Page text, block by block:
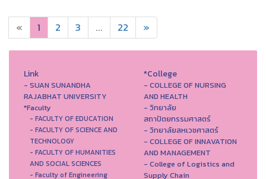
« 1 2 3 ... 22 »
Link
- SUAN SUNANDHA
RAJABHAT UNIVERSITY
*Faculty
- FACULTY OF EDUCATION
- FACULTY OF SCIENCE AND
TECHNOLOGY
- FACULTY OF HUMANITIES
AND SOCIAL SCIENCES
- Faculty of Engineering
*College
- COLLEGE OF NURSING
AND HEALTH
- วิทยาลัย
สถาปัตยกรรมศาสตร์
- วิทยาลัยสหเวชศาสตร์
- COLLEGE OF INNAVATION
AND MANAGEMENT
- College of Logistics and
Supply Chain